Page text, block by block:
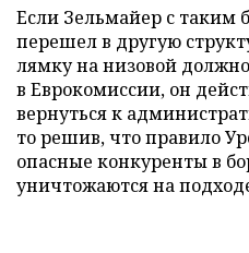
Если Зельмайер с таким
перешел в другую
лямку на низовой
в Еврокомиссии, он
вернуться к
то решив, что правило
опасные конкуренты в
уничтожаются на